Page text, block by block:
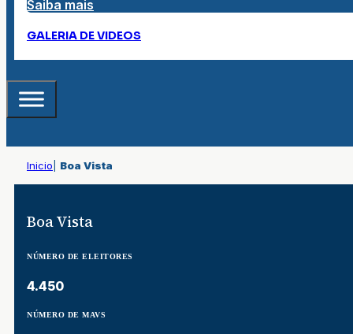
Saiba mais
GALERIA DE VIDEOS
Inicio Boa Vista
Boa Vista
NÚMERO DE ELEITORES
4.450
NÚMERO DE MAVS